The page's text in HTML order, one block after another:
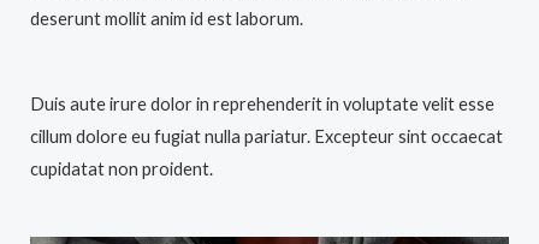
deserunt mollit anim id est laborum.
Duis aute irure dolor in reprehenderit in voluptate velit esse
cillum dolore eu fugiat nulla pariatur. Excepteur sint occaecat
cupidatat non proident.